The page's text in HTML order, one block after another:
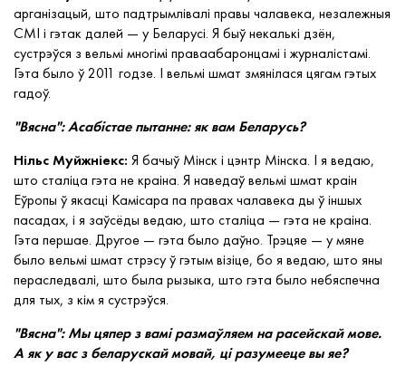
арганізацый, што падтрымлівалі правы чалавека, незалежныя
СМІ і гэтак далей — у Беларусі. Я быў некалькі дзён,
сустрэўся з вельмі многімі праваабаронцамі і журналістамі.
Гэта было ў 2011 годзе. І вельмі шмат змянілася цягам гэтых
гадоў.
"Вясна": Асабістае пытанне: як вам Беларусь?
Нільс Муйжніекс: Я бачыў Мінск і цэнтр Мінска. І я ведаю,
што сталіца гэта не краіна. Я наведаў вельмі шмат краін
Еўропы ў якасці Камісара па правах чалавека ды ў іншых
пасадах, і я заўсёды ведаю, што сталіца — гэта не краіна.
Гэта першае. Другое — гэта было даўно. Трэцяе — у мяне
было вельмі шмат стрэсу ў гэтым візіце, бо я ведаю, што яны
пераследвалі, што была рызыка, што гэта было небяспечна
для тых, з кім я сустрэўся.
"Вясна": Мы цяпер з вамі размаўляем на расейскай мове.
А як у вас з беларускай мовай, ці разумееце вы яе?